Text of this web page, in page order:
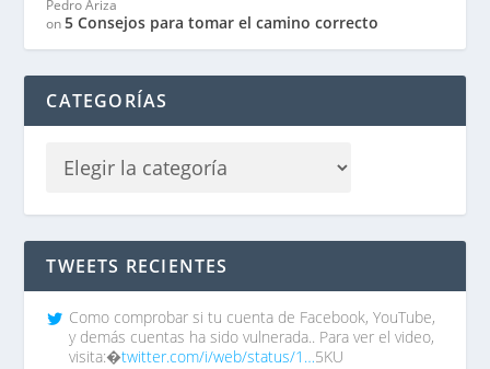
Pedro Ariza
on5 Consejos para tomar el camino correcto
CATEGORÍAS
TWEETS RECIENTES
Como comprobar si tu cuenta de Facebook, YouTube,
y demás cuentas ha sido vulnerada.. Para ver el video,
visita:�twitter.com/i/web/status/1…5KU